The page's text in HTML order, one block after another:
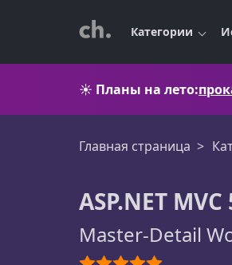
Категории
☀️ Планы на лето:
Главная страница
ASP.NET
Master-Detail